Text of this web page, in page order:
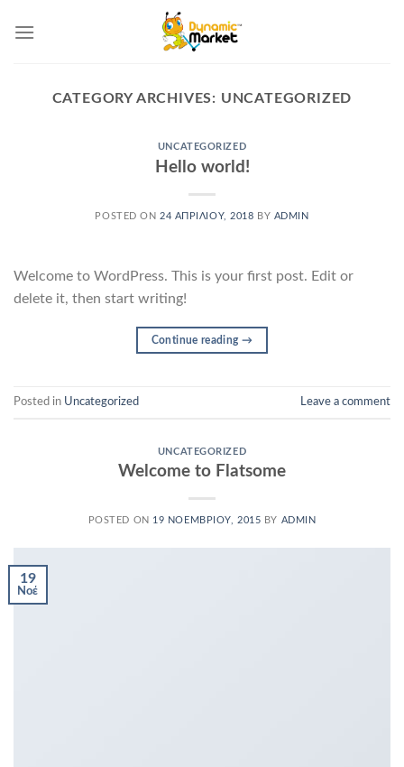
CATEGORY ARCHIVES: UNCATEGORIZED
UNCATEGORIZED
Hello world!
POSTED ON 24 ΑΠΡΙΛΊΟΥ, 2018 BY ADMIN
Welcome to WordPress. This is your first post. Edit or
delete it, then start writing!
Continue reading →
Posted in Uncategorized Leave a comment
UNCATEGORIZED
Welcome to Flatsome
POSTED ON 19 ΝΟΕΜΒΡΊΟΥ, 2015 BY ADMIN
19
Νοέ